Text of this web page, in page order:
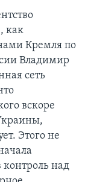
как
Кремля по
Владимир
сеть
вскоре
Этого не
над